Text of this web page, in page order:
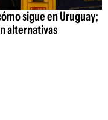
sigue en Uruguay;
alternativas